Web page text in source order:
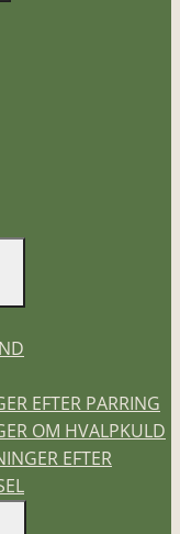
EFTER PARRING
OM HVALPKULD
EFTER